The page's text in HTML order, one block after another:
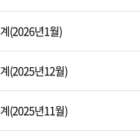
(2026년1월)
(2025년12월)
(2025년11월)